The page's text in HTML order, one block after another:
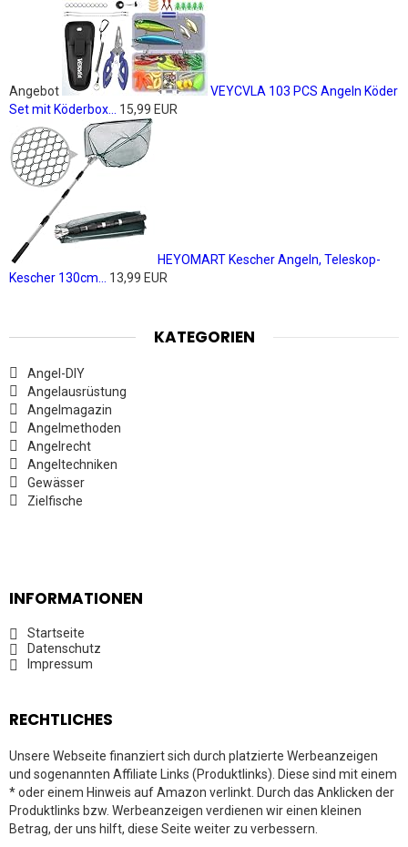
Angebot
VEYCVLA 103 PCS Angeln Köder
Set mit Köderbox...
15,99 EUR
HEYOMART Kescher Angeln, Teleskop-
Kescher 130cm...
13,99 EUR
KATEGORIEN
Angel-DIY
Angelausrüstung
Angelmagazin
Angelmethoden
Angelrecht
Angeltechniken
Gewässer
Zielfische
INFORMATIONEN
Startseite
Datenschutz
Impressum
RECHTLICHES
Unsere Webseite finanziert sich durch platzierte Werbeanzeigen
und sogenannten Affiliate Links (Produktlinks). Diese sind mit einem
* oder einem Hinweis auf Amazon verlinkt. Durch das Anklicken der
Produktlinks bzw. Werbeanzeigen verdienen wir einen kleinen
Betrag, der uns hilft, diese Seite weiter zu verbessern.